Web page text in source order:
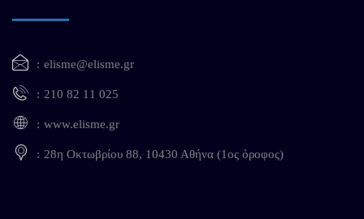
elisme@elisme.gr
210 82 11 025
www.elisme.gr
28η Οκτωβρίου 88, 10430 Αθήνα (1ος όροφος)